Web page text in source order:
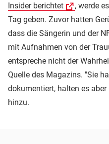
Insider berichtet
, werde
Tag geben. Zuvor hatten
dass die Sängerin und der
mit Aufnahmen von der
entspreche nicht der
Quelle des Magazins. "Sie
dokumentiert, halten es
hinzu.